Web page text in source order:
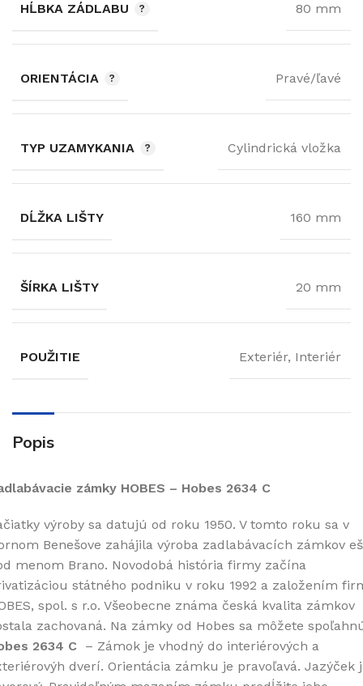
HĹBKA ZÁDLABU 80 mm
ORIENTÁCIA Pravé/ľavé
TYP UZAMYKANIA Cylindrická vložka
DĹŽKA LIŠTY 160 mm
ŠÍRKA LIŠTY 20 mm
POUŽITIE Exteriér, Interiér
Popis
zámky HOBES – Hobes 2634 C
výroby sa datujú od roku 1950. V tomto roku sa v
Benešove zahájila výroba zadlabávacích zámkov
menom Brano. Novodobá história firmy začína
státného podniku v roku 1992 a založením
spol. s r.o. Všeobecne známa česká kvalita zámkov
zachovaná. Na zámky od Hobes sa môžete
2634 C – Zámok je vhodný do interiérových a
dverí. Orientácia zámku je pravoľavá. Jazýček